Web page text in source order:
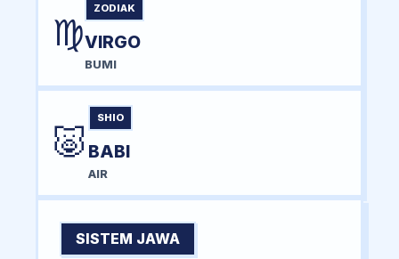
♍
ZODIAK
VIRGO
BUMI
🐷
SHIO
BABI
AIR
SISTEM JAWA